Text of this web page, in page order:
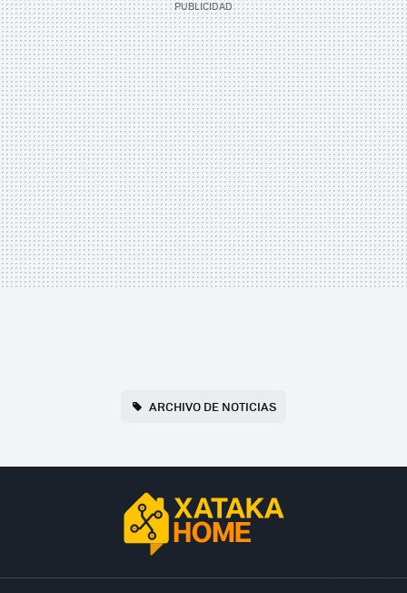
ARCHIVO DE NOTICIAS